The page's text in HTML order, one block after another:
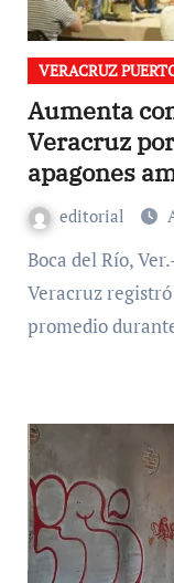
VERACRUZ
Aumenta
Veracruz
apagones
editorial
Boca del Río, Ver.- La industria restaurantera en
Veracruz
promedio